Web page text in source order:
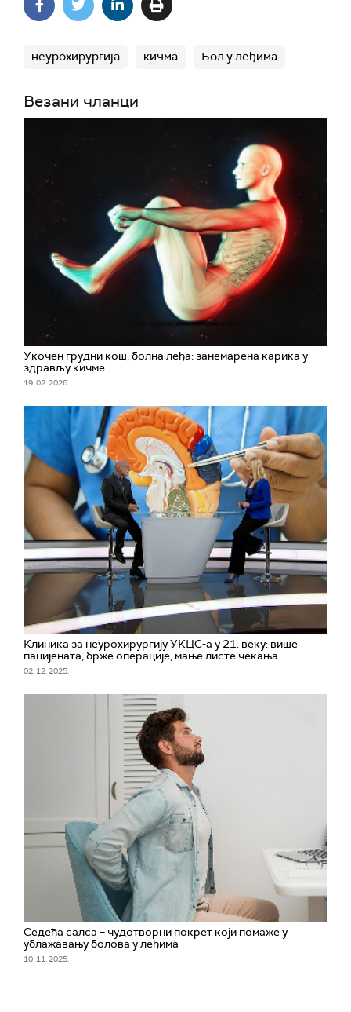
неурохирургија кичма Бол у леђима
Везани чланци
Укочен грудни кош, болна леђа: занемарена карика у
здрављу кичме
19. 02. 2026.
Клиника за неурохирургију УКЦС-а у 21. веку: више
пацијената, брже операције, мање листе чекања
02. 12. 2025.
Седећa салса – чудотворни покрет који помаже у
ублажавању болова у леђима
10. 11. 2025.